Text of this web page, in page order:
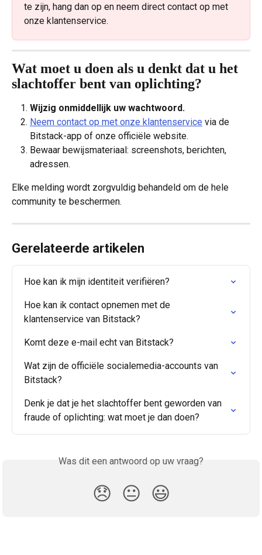
te zijn, hang dan op en neem direct contact op met
onze klantenservice.
Wat moet u doen als u denkt dat u het
slachtoffer bent van oplichting?
Wijzig onmiddellijk uw wachtwoord.
Neem contact op met onze klantenservice via de
Bitstack-app of onze officiële website.
Bewaar bewijsmateriaal: screenshots, berichten,
adressen.
Elke melding wordt zorgvuldig behandeld om de hele
community te beschermen.
Gerelateerde artikelen
Hoe kan ik mijn identiteit verifiëren?
Hoe kan ik contact opnemen met de
klantenservice van Bitstack?
Komt deze e-mail echt van Bitstack?
Wat zijn de officiële socialemedia-accounts van
Bitstack?
Denk je dat je het slachtoffer bent geworden van
fraude of oplichting: wat moet je dan doen?
Was dit een antwoord op uw vraag?
😞 😐 😃